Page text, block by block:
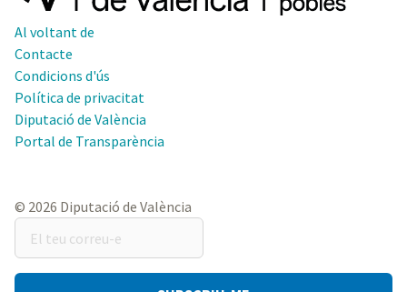
Al voltant de
Contacte
Condicions d'ús
Política de privacitat
Diputació de València
Portal de Transparència
© 2026 Diputació de València
teu
correu-